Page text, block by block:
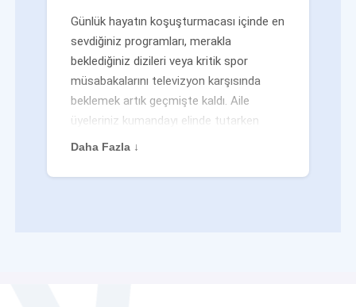
Günlük hayatın koşuşturmacası içinde en
sevdiğiniz programları, merakla
beklediğiniz dizileri veya kritik spor
müsabakalarını televizyon karşısında
beklemek artık geçmişte kaldı. Aile
üyeleriniz kumandayı elinde tutarken
veya siz evden uzaktayken bile
değilsiniz. Geleneksel yayıncılığın
Daha Fazla ↓